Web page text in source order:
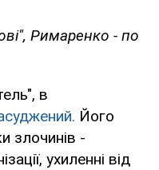
Римаренко - по
в
Його
злочинів -
ухиленні від